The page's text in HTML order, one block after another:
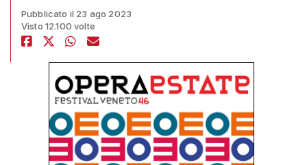
Pubblicato il 23 ago 2023
Visto 12.100 volte